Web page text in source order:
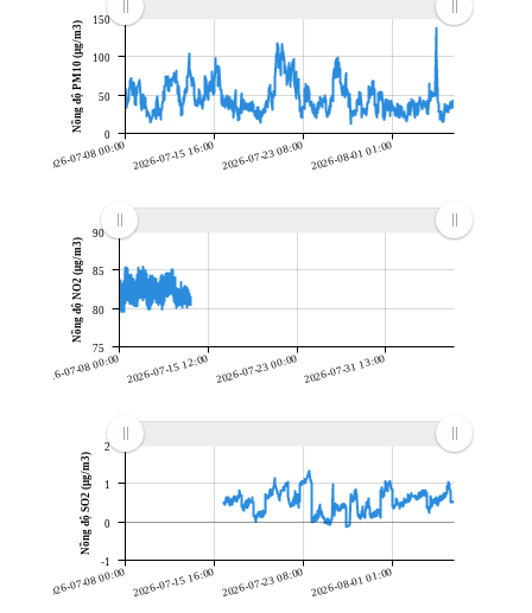
2026-07-08 00:00 2026-07-15 16:00 2026-07-23 08:00 2026-08-01 01:00
0
50
100
150
Nồng độ PM10 (µg/m3)
2026-07-08 00:00 2026-07-15 12:00 2026-07-23 00:00 2026-07-31 13:00
75
80
85
90
Nồng độ NO2 (µg/m3)
2026-07-08 00:00 2026-07-15 16:00 2026-07-23 08:00 2026-08-01 01:00
-1
0
1
2
Nồng độ SO2 (µg/m3)